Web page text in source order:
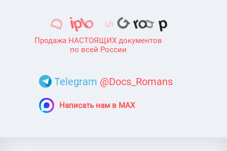
Продажа НАСТОЯЩИХ документов
по всей России
Telegram @Docs_Romans
Написать нам в MAX